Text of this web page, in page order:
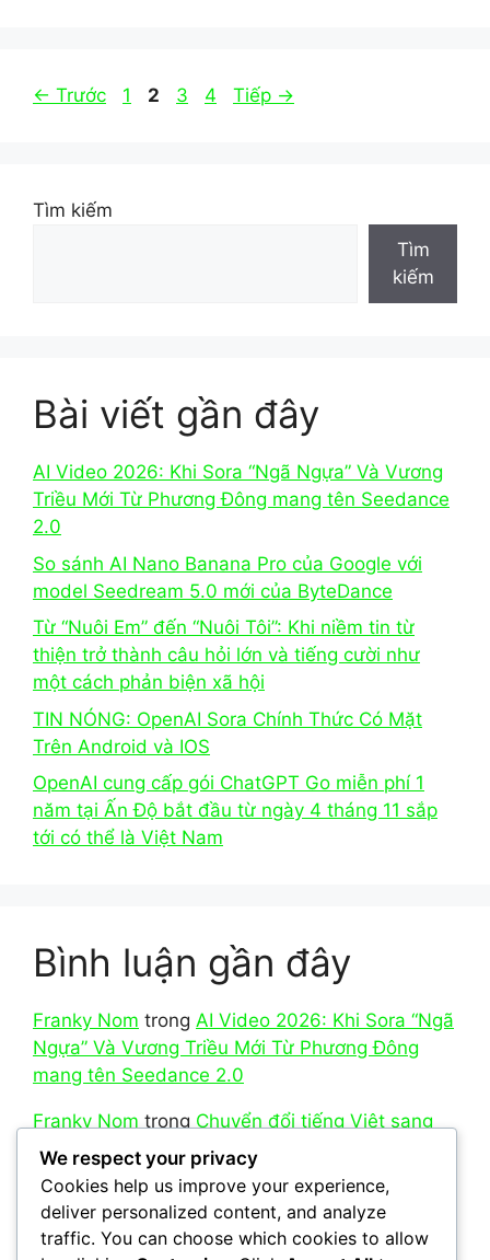
← Trước Trang
1 Trang
2 Trang
3 Trang
4 Tiếp →
Tìm kiếm
Tìm
kiếm
Bài viết gần đây
AI Video 2026: Khi Sora “Ngã Ngựa” Và Vương
Triều Mới Từ Phương Đông mang tên Seedance
2.0
So sánh AI Nano Banana Pro của Google với
model Seedream 5.0 mới của ByteDance
Từ “Nuôi Em” đến “Nuôi Tôi”: Khi niềm tin từ
thiện trở thành câu hỏi lớn và tiếng cười như
một cách phản biện xã hội
TIN NÓNG: OpenAI Sora Chính Thức Có Mặt
Trên Android và IOS
OpenAI cung cấp gói ChatGPT Go miễn phí 1
năm tại Ấn Độ bắt đầu từ ngày 4 tháng 11 sắp
tới có thể là Việt Nam
Bình luận gần đây
Franky Nom trong AI Video 2026: Khi Sora “Ngã
Ngựa” Và Vương Triều Mới Từ Phương Đông
mang tên Seedance 2.0
Franky Nom trong Chuyển đổi tiếng Việt sang
Teencode là gì?
Franky NomtrongSo sánh AI Nano Banana Pro
của Google với model Seedream 5.0 mới của
ByteDance
We respect your privacy
Cookies help us improve your experience,
deliver personalized content, and analyze
traffic. You can choose which cookies to allow